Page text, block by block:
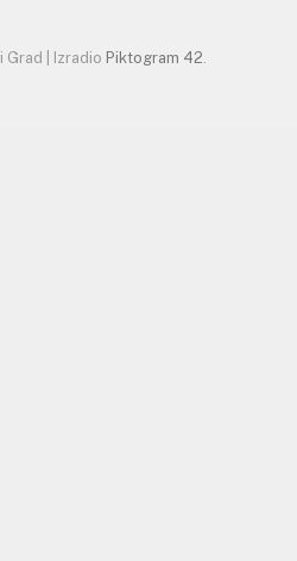
| Izradio Piktogram 42.